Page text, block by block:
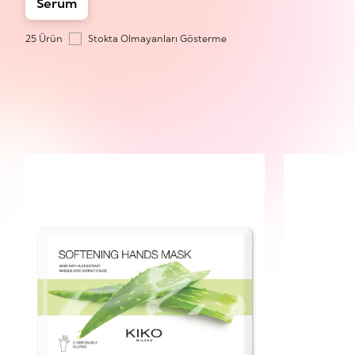
25 Ürün Stokta Olmayanları Gösterme